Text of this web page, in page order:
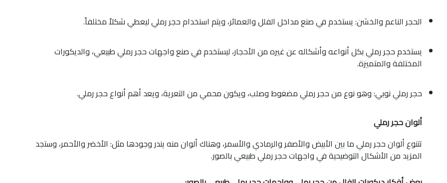
الحجر الناعم والخشن: يستخدم في صنع مداخل الفلل والعمائر، ويتم استخدام حجر رملي ليعطي شكلاً مختلفاً.
يستخدم حجر رملي بكل أنواعه وأشكاله عن غيره من الأحجار، ليستخدم في صنع واجهات حجر رملي طبيعي، والديكورات
المختلفة والمتميزة.
حجر رملي نوبي: وهو نوع من حجر رملي مضغوط وصلب، ويكون محمي من التعرية، ويعد أهم أنواع حجر رملي.
ألوان حجر رملي
تتنوع ألوان حجر رملي ما بين الأبيض والأصفر والرمادي والأسمر، وهناك ألوان منه يندر وجودها مثل: الأخضر والأحمر، وستجد
المزيد من الأشكال التوضيحية في واجهات حجر رملي طبيعي بالصور.